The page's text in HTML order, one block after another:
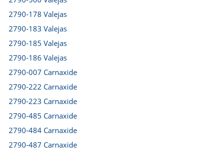
2790-178 Valejas
2790-183 Valejas
2790-185 Valejas
2790-186 Valejas
2790-007 Carnaxide
2790-222 Carnaxide
2790-223 Carnaxide
2790-485 Carnaxide
2790-484 Carnaxide
2790-487 Carnaxide